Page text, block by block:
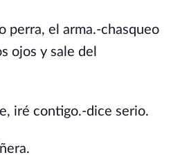
perra, el arma.-chasqueo
ojos y sale del
iré contigo.-dice serio.